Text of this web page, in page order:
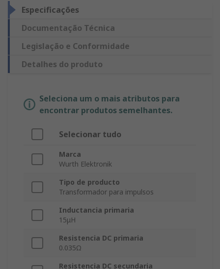
Especificações
Documentação Técnica
Legislação e Conformidade
Detalhes do produto
Seleciona um o mais atributos para
encontrar produtos semelhantes.
Selecionar tudo
Marca
Wurth Elektronik
Tipo de producto
Transformador para impulsos
Inductancia primaria
15μH
Resistencia DC primaria
0.035Ω
Resistencia DC secundaria